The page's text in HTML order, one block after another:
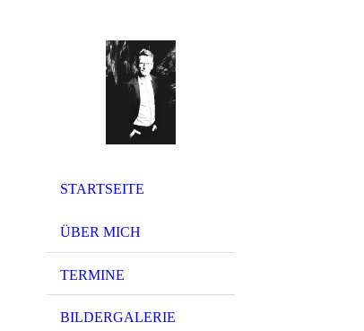
STARTSEITE
ÜBER MICH
TERMINE
BILDERGALERIE